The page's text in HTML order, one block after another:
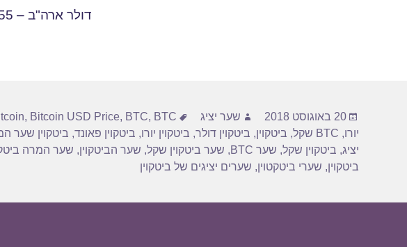
1 BTC = $6,255 – דולר ארה"ב
פורסם
בתאריך
20 באוגוסט 2018 מחבר
שער יציג תגיות , Bitcoin USD Price, BTC, BTC דולר
יורו, BTC שקל , ביטקוין, ביטקוין דולר, ביטקוין יורו, ביטקוין פאונד, ביטקוין שער
יציג, ביטקוין שקל, שער BTC , שער ביטקוין שקל, שער הביטקוין, שער המרה
ביטקוין, שערי ביטקטוין, שערים יציגים של ביטקוין